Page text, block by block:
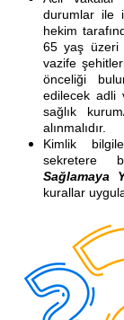
durumlar ile
hekim
65 yaş üzeri
vazife
önceliği
edilecek adli
sağlık
alınmalıdır.
Kimlik
sekretere
Sağlamaya
kurallar